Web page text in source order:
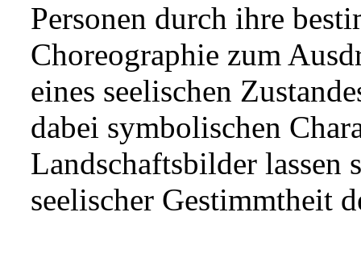
Personen durch ihre
Choreographie zum
eines seelischen
dabei symbolischen
Landschaftsbilder lassen
seelischer Gestimmtheit